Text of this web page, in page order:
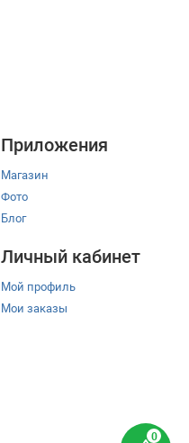
Приложения
Магазин
Фото
Блог
Личный кабинет
Мой профиль
Мои заказы